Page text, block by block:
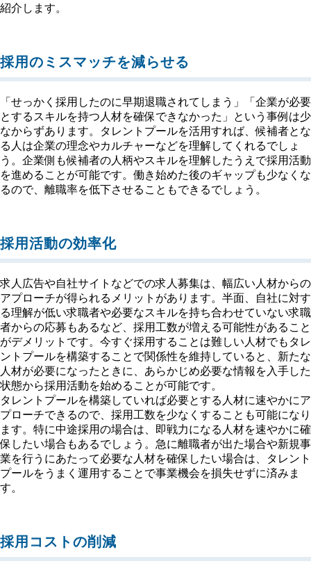
紹介します。
採用のミスマッチを減らせる
「せっかく採用したのに早期退職されてしまう」「企業が必要
とするスキルを持つ人材を確保できなかった」という事例は少
なからずあります。タレントプールを活用すれば、候補者とな
る人は企業の理念やカルチャーなどを理解してくれるでしょ
う。企業側も候補者の人柄やスキルを理解したうえで採用活動
を進めることが可能です。働き始めた後のギャップも少なくな
るので、離職率を低下させることもできるでしょう。
採用活動の効率化
求人広告や自社サイトなどでの求人募集は、幅広い人材からの
アプローチが得られるメリットがあります。半面、自社に対す
る理解が低い求職者や必要なスキルを持ち合わせていない求職
者からの応募もあるなど、採用工数が増える可能性があること
がデメリットです。今すぐ採用することは難しい人材でもタレ
ントプールを構築することで関係性を維持していると、新たな
人材が必要になったときに、あらかじめ必要な情報を入手した
状態から採用活動を始めることが可能です。
タレントプールを構築していれば必要とする人材に速やかにア
プローチできるので、採用工数を少なくすることも可能になり
ます。特に中途採用の場合は、即戦力になる人材を速やかに確
保したい場合もあるでしょう。急に離職者が出た場合や新規事
業を行うにあたって必要な人材を確保したい場合は、タレント
プールをうまく運用することで事業機会を損失せずに済みま
す。
採用コストの削減